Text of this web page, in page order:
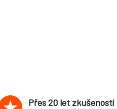
Přes 20 let zkušeností